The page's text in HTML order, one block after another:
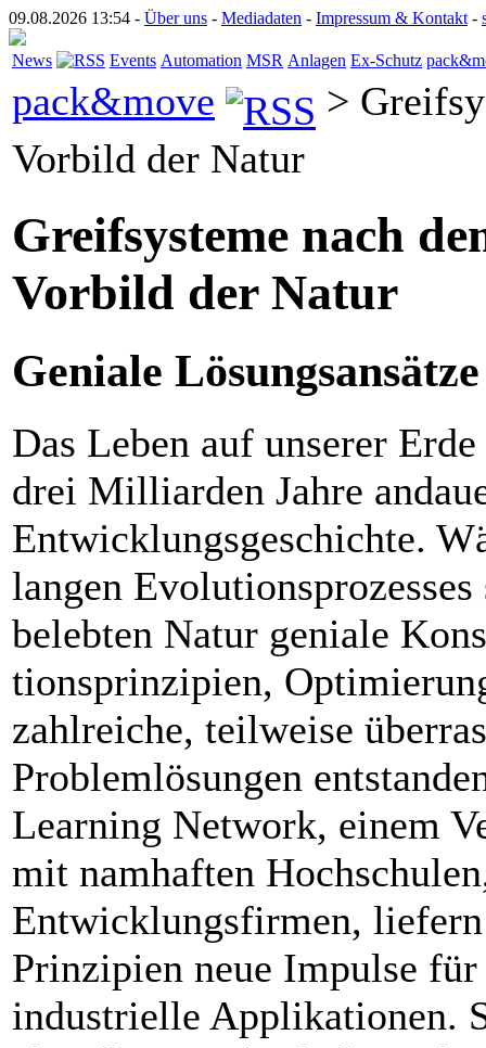
09.08.2026 13:54 - Über uns - Mediadaten - Impressum & Kontakt -
News Events Automation MSR Anlagen Ex-Schutz
pack&move
>
Vorbild der Natur
Greifsysteme nach
Vorbild der Natur
Geniale Lösungs­ansätze
Das Leben auf unserer
drei Milliarden Jahre
Entwicklungsgeschichte.
langen
belebten Natur geniale
tionsprinzipien,
zahlreiche, teilweise
Problemlösungen
Learning Network, einem
mit namhaften
Entwicklungs­firmen,
Prinzipien neue Impulse
industrielle Applikationen.